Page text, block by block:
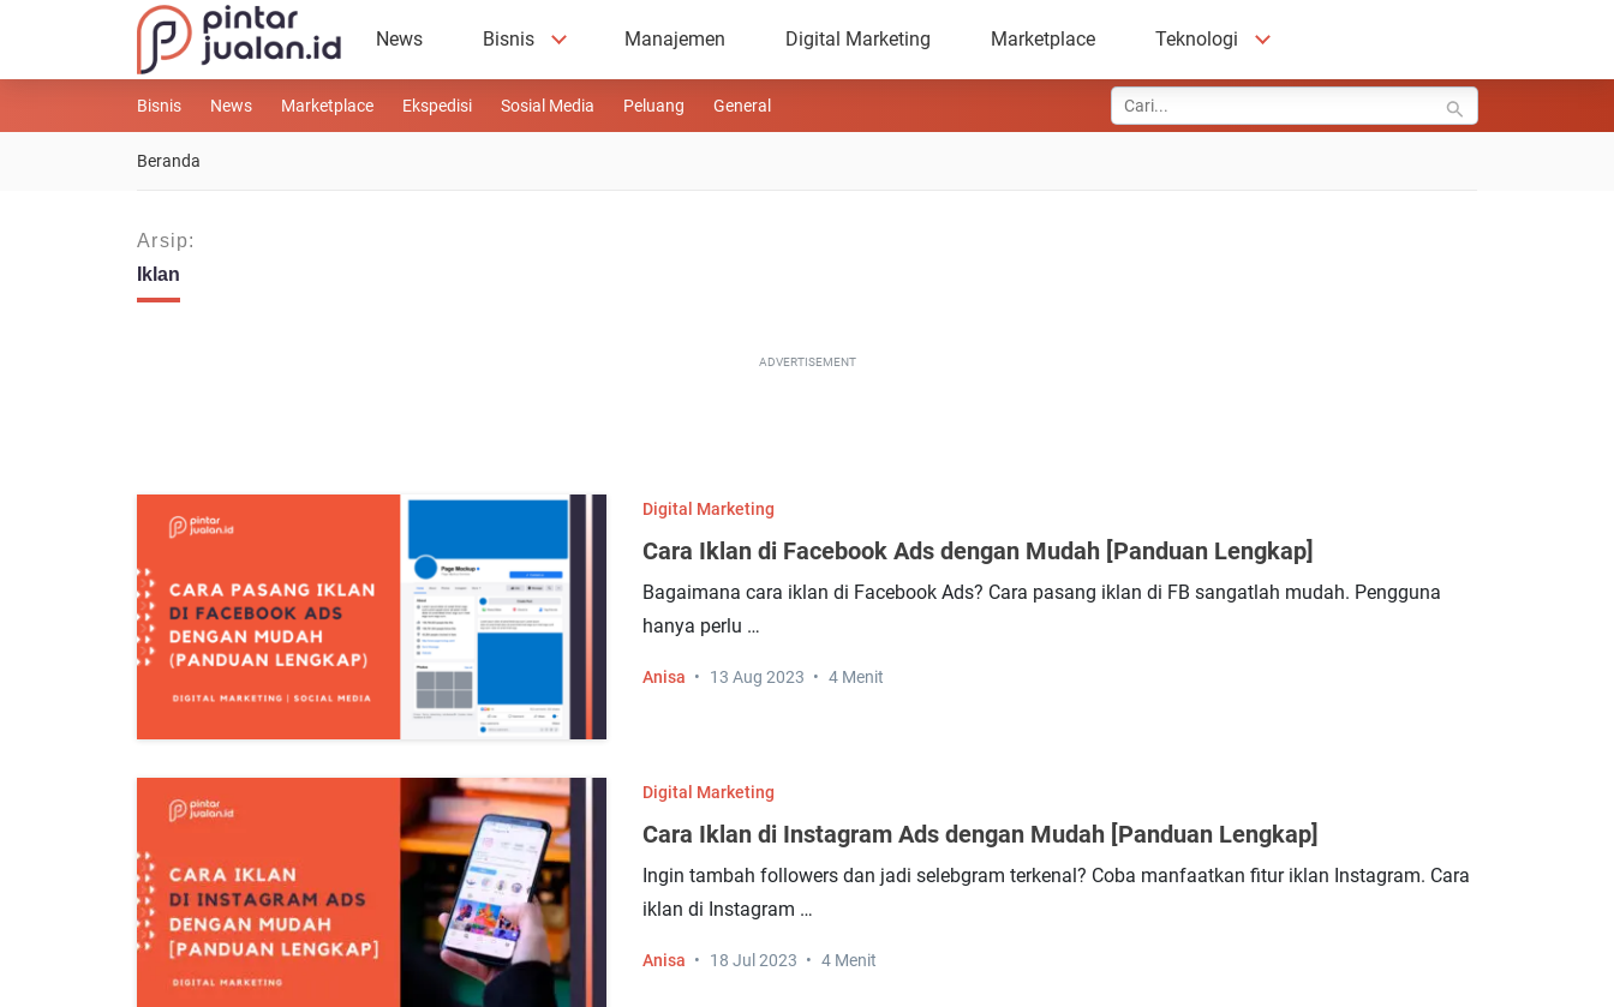
News Bisnis Manajemen Digital Marketing Marketplace Teknologi
Bisnis News Marketplace Ekspedisi Sosial Media Peluang General
Beranda
Arsip:
Iklan
ADVERTISEMENT
Digital Marketing
Cara Iklan di Facebook Ads dengan Mudah [Panduan Lengkap]
Bagaimana cara iklan di Facebook Ads? Cara pasang iklan di FB sangatlah mudah. Pengguna
hanya perlu …
Anisa 13 Aug 2023 4 Menit
Digital Marketing
Cara Iklan di Instagram Ads dengan Mudah [Panduan Lengkap]
Ingin tambah followers dan jadi selebgram terkenal? Coba manfaatkan fitur iklan Instagram. Cara
iklan di Instagram …
Anisa 18 Jul 2023 4 Menit